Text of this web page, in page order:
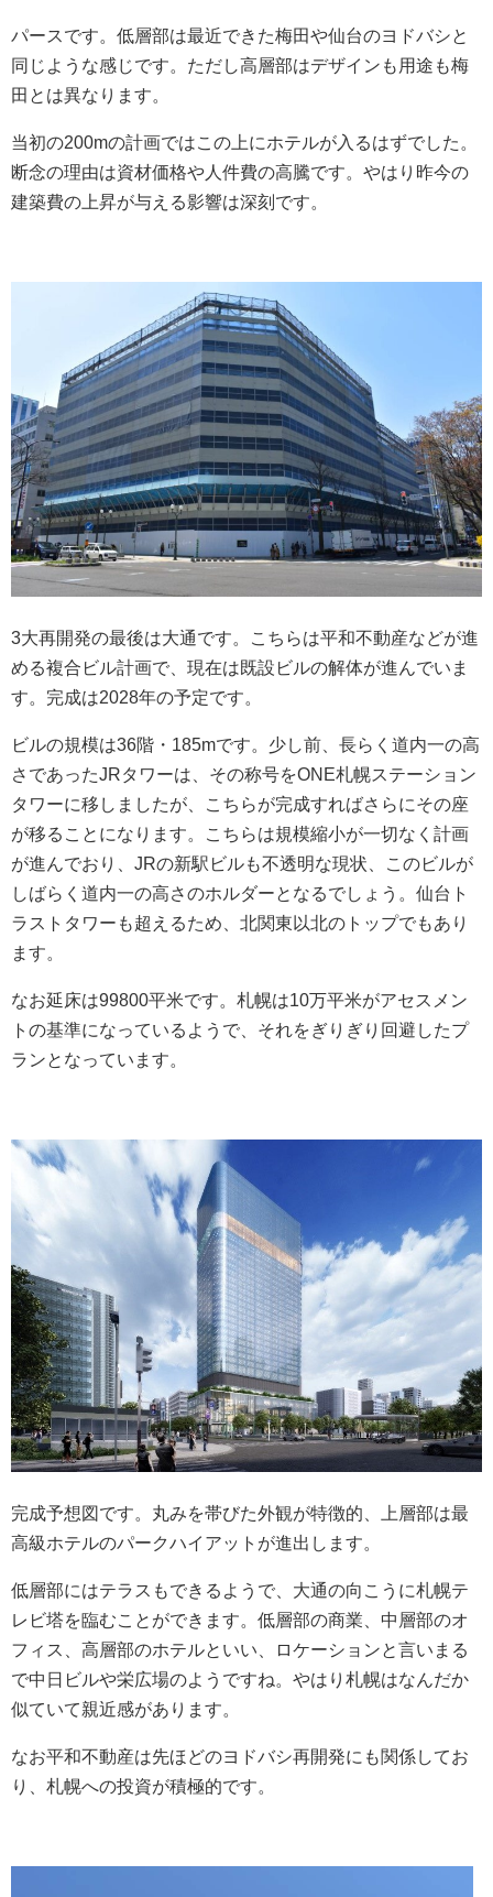
パースです。低層部は最近できた梅田や仙台のヨドバシと
同じような感じです。ただし高層部はデザインも用途も梅
田とは異なります。
当初の200mの計画ではこの上にホテルが入るはずでした。
断念の理由は資材価格や人件費の高騰です。やはり昨今の
建築費の上昇が与える影響は深刻です。
3大再開発の最後は大通です。こちらは平和不動産などが進
める複合ビル計画で、現在は既設ビルの解体が進んでいま
す。完成は2028年の予定です。
ビルの規模は36階・185mです。少し前、長らく道内一の高
さであったJRタワーは、その称号をONE札幌ステーション
タワーに移しましたが、こちらが完成すればさらにその座
が移ることになります。こちらは規模縮小が一切なく計画
が進んでおり、JRの新駅ビルも不透明な現状、このビルが
しばらく道内一の高さのホルダーとなるでしょう。仙台ト
ラストタワーも超えるため、北関東以北のトップでもあり
ます。
なお延床は99800平米です。札幌は10万平米がアセスメン
トの基準になっているようで、それをぎりぎり回避したプ
ランとなっています。
完成予想図です。丸みを帯びた外観が特徴的、上層部は最
高級ホテルのパークハイアットが進出します。
低層部にはテラスもできるようで、大通の向こうに札幌テ
レビ塔を臨むことができます。低層部の商業、中層部のオ
フィス、高層部のホテルといい、ロケーションと言いまる
で中日ビルや栄広場のようですね。やはり札幌はなんだか
似ていて親近感があります。
なお平和不動産は先ほどのヨドバシ再開発にも関係してお
り、札幌への投資が積極的です。